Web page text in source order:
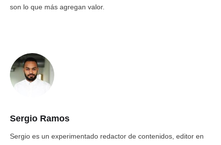
son lo que más agregan valor.
Sergio Ramos
Sergio es un experimentado redactor de contenidos, editor en